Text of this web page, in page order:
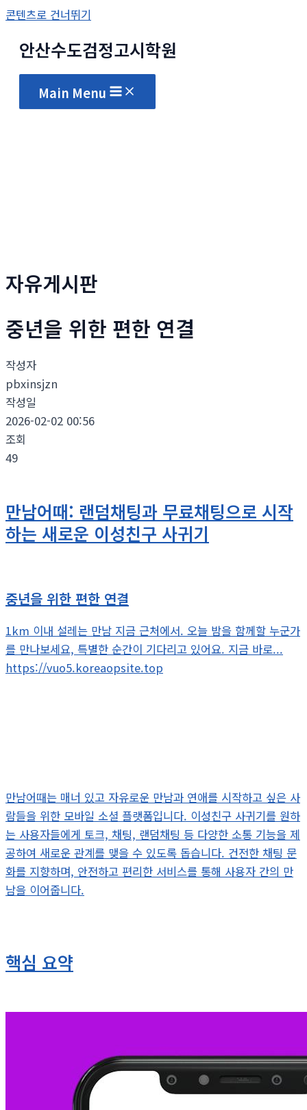
콘텐츠로 건너뛰기
안산수도검정고시학원
Main Menu
자유게시판
중년을 위한 편한 연결
작성자
pbxinsjzn
작성일
2026-02-02 00:56
조회
49
만남어때: 랜덤채팅과 무료채팅으로 시작
하는 새로운 이성친구 사귀기
중년을 위한 편한 연결
1km 이내 설레는 만남 지금 근처에서. 오늘 밤을 함께할 누군가
를 만나보세요, 특별한 순간이 기다리고 있어요. 지금 바로...
https://vuo5.koreaopsite.top
만남어때는 매너 있고 자유로운 만남과 연애를 시작하고 싶은 사
람들을 위한 모바일 소셜 플랫폼입니다. 이성친구 사귀기를 원하
는 사용자들에게 토크, 채팅, 랜덤채팅 등 다양한 소통 기능을 제
공하여 새로운 관계를 맺을 수 있도록 돕습니다. 건전한 채팅 문
화를 지향하며, 안전하고 편리한 서비스를 통해 사용자 간의 만
남을 이어줍니다.
핵심 요약